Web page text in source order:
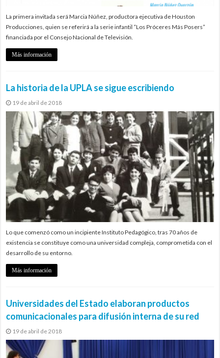
La primera invitada será Marcia Núñez, productora ejecutiva de Houston
Producciones, quien se referirá a la serie infantil “Los Próceres Más Posers”
financiada por el Consejo Nacional de Televisión.
Más información
La historia de la UPLA se sigue escribiendo
19 de abril de 2018
Lo que comenzó como un incipiente Instituto Pedagógico, tras 70 años de
existencia se constituye como una universidad compleja, comprometida con el
desarrollo de su entorno.
Más información
Universidades del Estado elaboran productos
comunicacionales para difusión interna de su red
19 de abril de 2018